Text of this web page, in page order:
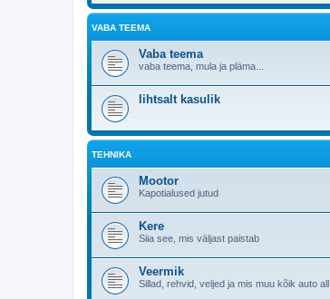
VABA TEEMA
Vaba teema
vaba teema, mula ja pläma...
lihtsalt kasulik
TEHNIKA
Mootor
Kapotialused jutud
Kere
Siia see, mis väljast paistab
Veermik
Sillad, rehvid, veljed ja mis muu kõik auto all